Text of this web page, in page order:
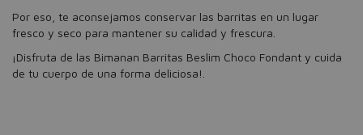
Por eso, te aconsejamos conservar las barritas en un lugar
fresco y seco para mantener su calidad y frescura.
¡Disfruta de las Bimanan Barritas Beslim Choco Fondant y cuida
de tu cuerpo de una forma deliciosa!.